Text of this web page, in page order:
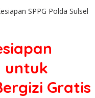
SPPG Polda Sulsel
untuk
Gratis